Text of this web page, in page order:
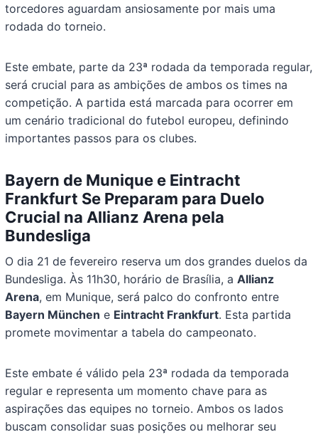
torcedores aguardam ansiosamente por mais uma
rodada do torneio.
Este embate, parte da 23ª rodada da temporada regular,
será crucial para as ambições de ambos os times na
competição. A partida está marcada para ocorrer em
um cenário tradicional do futebol europeu, definindo
importantes passos para os clubes.
Bayern de Munique e Eintracht
Frankfurt Se Preparam para Duelo
Crucial na Allianz Arena pela
Bundesliga
O dia 21 de fevereiro reserva um dos grandes duelos da
Bundesliga. Às 11h30, horário de Brasília, aAllianz
Arena, em Munique, será palco do confronto entre
Bayern München e Eintracht Frankfurt. Esta partida
promete movimentar a tabela do campeonato.
Este embate é válido pela 23ª rodada da temporada
regular e representa um momento chave para as
aspirações das equipes no torneio. Ambos os lados
buscam consolidar suas posições ou melhorar seu